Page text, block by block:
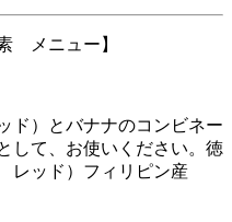
メニュー】
ド）とバナナのコンビネー
して、お使いください。徳
レッド）フィリピン産